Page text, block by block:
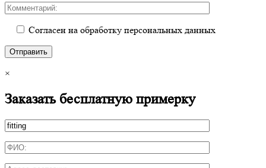
Согласен на обработку персональных данных
×
Заказать бесплатную примерку